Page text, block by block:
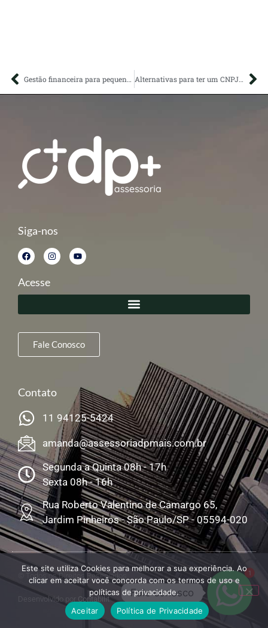
Gestão financeira para pequenas empresas: o que é e como fazer? Alternativas para ter um CNPJ lucrativo em tempos de Reforma Tributária
Siga-nos
Acesse
Fale Conosco
Contato
11 94125-5424
amanda@assessoriadpmais.com.br
Segunda a Quinta 08h - 17h
Sexta 08h - 16h
Rua Roberto Valentino de Camargo 65,
Jardim Pinheiros - São Paulo/SP - 05594-020
© Todos os Direitos Reservados
Desenvolvido por Contabilit
Este site utiliza Cookies para melhorar a sua experiência. Ao
clicar em aceitar você concorda com os termos de uso e
políticas de privacidade.
Aceitar
Política de Privacidade
1
Fale conosco